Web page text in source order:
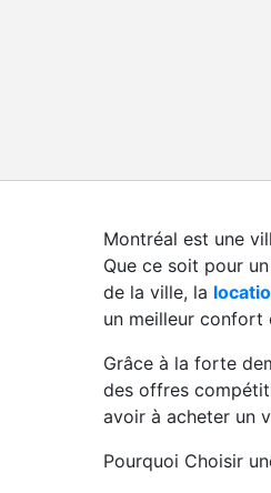
Montréal est une
Que ce soit pour
de la ville, la
un meilleur confort
Grâce à la forte
des offres
avoir à acheter un
Pourquoi Choisir